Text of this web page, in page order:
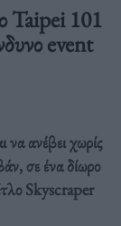
Taipei 101
event
να ανέβει χωρίς
σε ένα δίωρο
Skyscraper